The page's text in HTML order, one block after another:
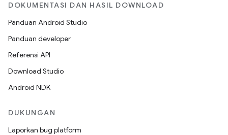
DOKUMENTASI DAN HASIL DOWNLOAD
Panduan Android Studio
Panduan developer
Referensi API
Download Studio
Android NDK
DUKUNGAN
Laporkan bug platform